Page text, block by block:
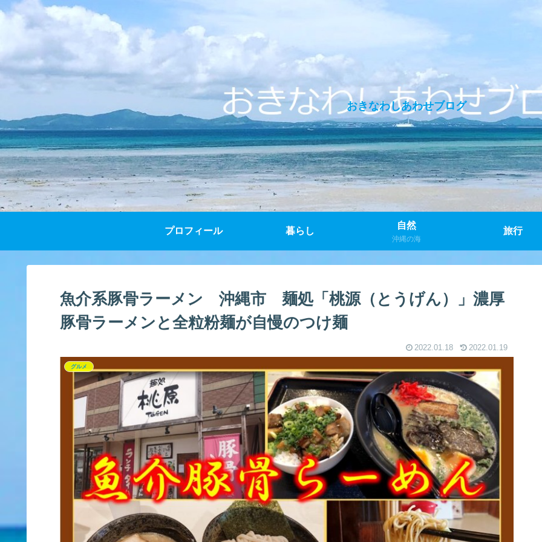
おきなわしあわせブログ
プロフィール 暮らし
自然
沖縄の海
旅行
魚介系豚骨ラーメン 沖縄市 麺処「桃源（とうげん）」濃厚
豚骨ラーメンと全粒粉麺が自慢のつけ麺
2022.01.18 2022.01.19
グルメ